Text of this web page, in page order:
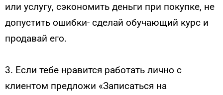
или услугу, сэкономить деньги при покупке, не
допустить ошибки- сделай обучающий курс и
продавай его.
3. Если тебе нравится работать лично с
клиентом предложи «Записаться на